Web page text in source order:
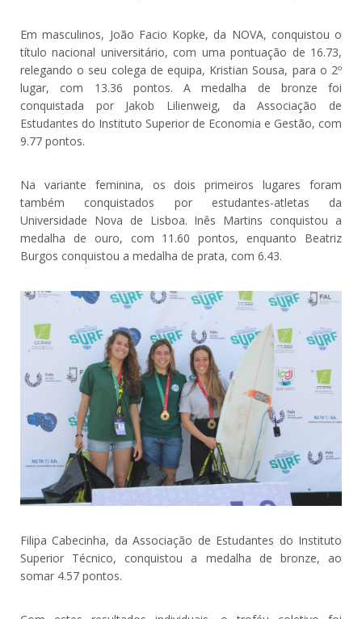
Em masculinos, João Facio Kopke, da NOVA, conquistou o
título nacional universitário, com uma pontuação de 16.73,
relegando o seu colega de equipa, Kristian Sousa, para o 2º
lugar, com 13.36 pontos. A medalha de bronze foi
conquistada por Jakob Lilienweig, da Associação de
Estudantes do Instituto Superior de Economia e Gestão, com
9.77 pontos.
Na variante feminina, os dois primeiros lugares foram
também conquistados por estudantes-atletas da
Universidade Nova de Lisboa. Inês Martins conquistou a
medalha de ouro, com 11.60 pontos, enquanto Beatriz
Burgos conquistou a medalha de prata, com 6.43.
Filipa Cabecinha, da Associação de Estudantes do Instituto
Superior Técnico, conquistou a medalha de bronze, ao
somar 4.57 pontos.